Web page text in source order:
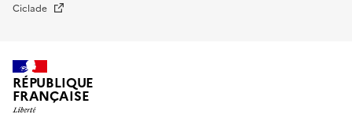
Ciclade
RÉPUBLIQUE
FRANÇAISE